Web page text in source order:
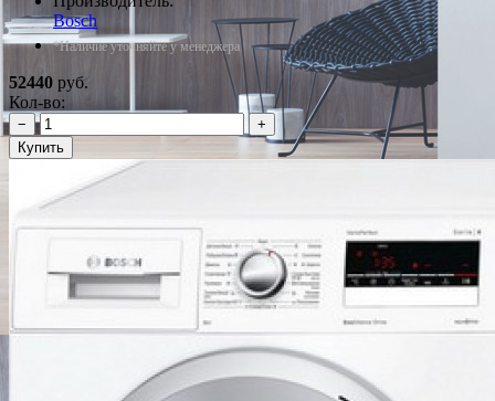
Bosch
*Наличие уточняйте у менеджера
52440 руб.
Кол-во:
−
+
Купить